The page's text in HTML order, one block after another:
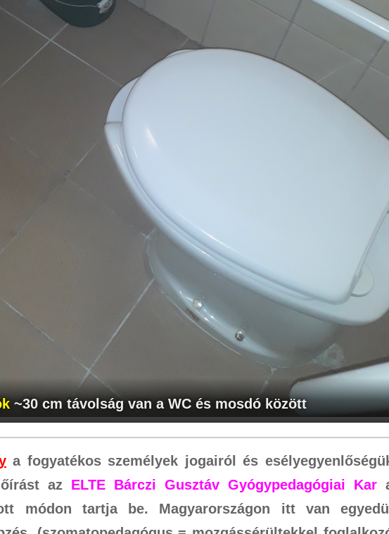
~30 cm távolság van a WC és mosdó között
a fogyatékos személyek jogairól és
az ELTE Bárczi Gusztáv Gyógypedagógiai Kar
módon tartja be. Magyarországon itt van